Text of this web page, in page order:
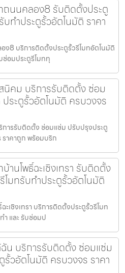
ถนนคลอง8 รับติดตั้งประตู
ทำประตูรั้วอัตโนมัติ ราคา
8 บริการติดตั้งประตูรั้วรีโมทอัตโนมัติ
ซ่อมประตูรีโมททุ
นิคม บริการรับติดตั้ง ซ่อม
ระตูรั้วอัตโนมัติ ครบวงจร
ารรับติดตั้ง ซ่อมแซ่ม ปรับปรุงประตู
ราคาถูก พร้อมบริก
านโพธิ์ฉะเชิงเทรา รับติดตั้ง
มทรับทำประตูรั้วอัตโนมัติ
เชิงเทรา บริการติดตั้งประตูรั้วรีโมท
ำ และ รับซ่อมป
น บริการรับติดตั้ง ซ่อมแซ่ม
วอัตโนมัติ ครบวงจร ราคา